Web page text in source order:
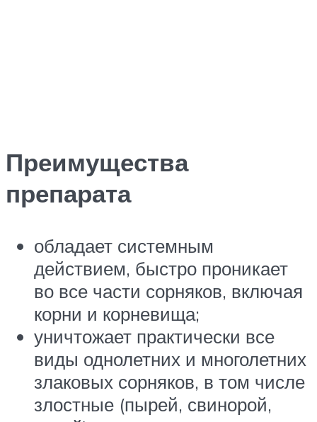
Преимущества
препарата
обладает системным
действием, быстро проникает
во все части сорняков, включая
корни и корневища;
уничтожает практически все
виды однолетних и многолетних
злаковых сорняков, в том числе
злостные (пырей, свинорой,